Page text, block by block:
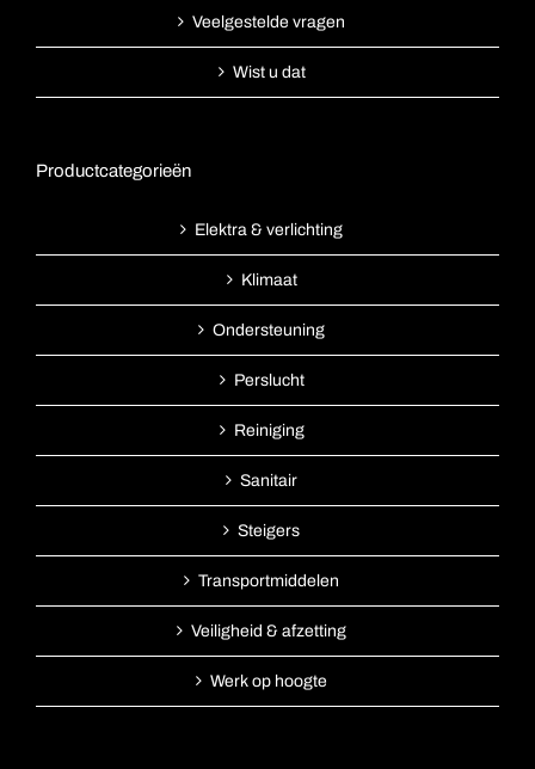
Veelgestelde vragen
Wist u dat
Productcategorieën
Elektra & verlichting
Klimaat
Ondersteuning
Perslucht
Reiniging
Sanitair
Steigers
Transportmiddelen
Veiligheid & afzetting
Werk op hoogte